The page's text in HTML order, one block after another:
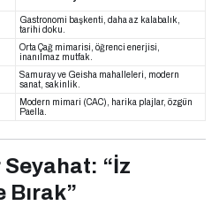
Gastronomi başkenti, daha az kalabalık,
tarihi doku.
Orta Çağ mimarisi, öğrenci enerjisi,
inanılmaz mutfak.
Samuray ve Geisha mahalleleri, modern
sanat, sakinlik.
Modern mimari (CAC), harika plajlar, özgün
Paella.
“İz
Bırak”